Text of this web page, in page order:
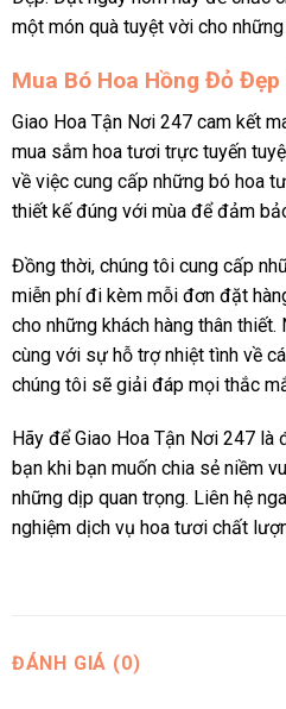
một món quà tuyệt vời cho
Mua Bó Hoa Hồng Đỏ
Giao Hoa Tận Nơi 247 cam kết
mua sắm hoa tươi trực tuyến
về việc cung cấp những bó hoa
thiết kế đúng với mùa để đảm
Đồng thời, chúng tôi cung cấp
miễn phí đi kèm mỗi đơn đặt
cho những khách hàng thân
cùng với sự hỗ trợ nhiệt tình về
chúng tôi sẽ giải đáp mọi thắc
Hãy để Giao Hoa Tận Nơi 247
bạn khi bạn muốn chia sẻ niềm
những dịp quan trọng. Liên hệ
nghiệm dịch vụ hoa tươi chất
ĐÁNH GIÁ (0)